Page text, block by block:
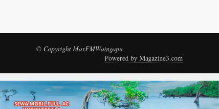
© Copyright MaxFMWaingapu
Powered by Magazine3.com